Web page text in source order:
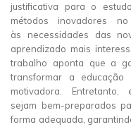
justificativa para o
métodos inovadores
às necessidades das
aprendizado mais
trabalho aponta que a
transformar a
motivadora.
sejam bem-preparados
forma adequada,